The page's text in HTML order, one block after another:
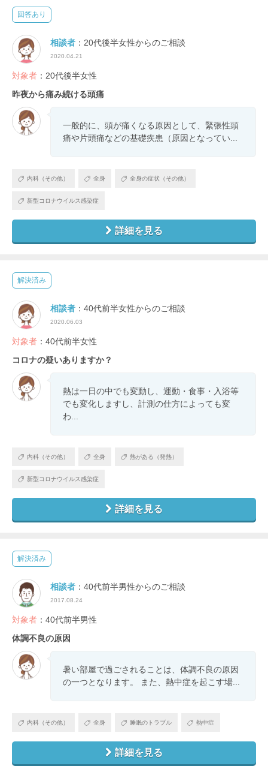
回答あり
相談者 ：20代後半女性からのご相談
2020.04.21
対象者 ：20代後半女性
昨夜から痛み続ける頭痛
一般的に、頭が痛くなる原因として、緊張性頭
痛や片頭痛などの基礎疾患（原因となってい...
内科（その他） 全身 全身の症状（その他）
新型コロナウイルス感染症
詳細を見る
解決済み
相談者 ：40代前半女性からのご相談
2020.06.03
対象者 ：40代前半女性
コロナの疑いありますか？
熱は一日の中でも変動し、運動・食事・入浴等
でも変化しますし、計測の仕方によっても変
わ...
内科（その他） 全身 熱がある（発熱）
新型コロナウイルス感染症
詳細を見る
解決済み
相談者 ：40代前半男性からのご相談
2017.08.24
対象者 ：40代前半男性
体調不良の原因
暑い部屋で過ごされることは、体調不良の原因
の一つとなります。 また、熱中症を起こす場...
内科（その他） 全身 睡眠のトラブル 熱中症
詳細を見る